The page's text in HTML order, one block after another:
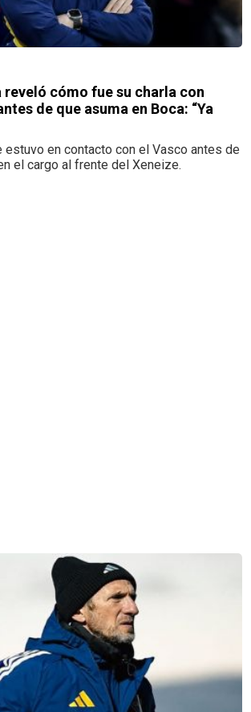
reveló cómo fue su charla con
de que asuma en Boca: “Ya
estuvo en contacto con el Vasco antes de
el cargo al frente del Xeneize.